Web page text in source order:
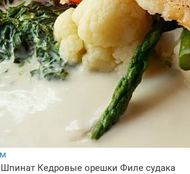
Шпинат Кедровые орешки Филе судака